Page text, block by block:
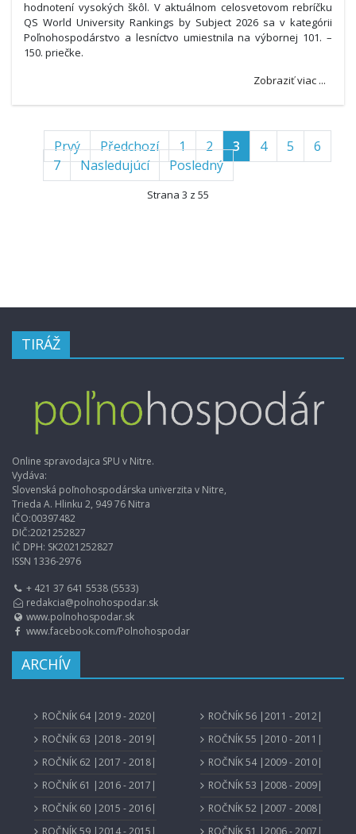
hodnotení vysokých škôl. V aktuálnom celosvetovom rebríčku
QS World University Rankings by Subject 2026 sa v kategórii
Poľnohospodárstvo a lesníctvo umiestnila na výbornej 101. –
150. priečke.
Zobraziť viac ...
Strana 3 z 55
Prvý Předchozí 1 2 3 4 5
6
7
Nasledujúcí Posledný
TIRÁŽ
Online spravodajca SPU v Nitre.
Vydáva:
Slovenská poľnohospodárska univerzita v Nitre,
Trieda A. Hlinku 2, 949 76 Nitra
IČO:00397482
DIČ:2021252827
IČ DPH: SK2021252827
ISSN 1336-2976
+ 421 37 641 5538 (5533)
redakcia@polnohospodar.sk
www.polnohospodar.sk
www.facebook.com/Polnohospodar
ARCHÍV
ROČNÍK 64 |2019 - 2020|
ROČNÍK 63 |2018 - 2019|
ROČNÍK 62 |2017 - 2018|
ROČNÍK 61 |2016 - 2017|
ROČNÍK 60 |2015 - 2016|
ROČNÍK 59 |2014 - 2015|
ROČNÍK 56 |2011 - 2012|
ROČNÍK 55 |2010 - 2011|
ROČNÍK 54 |2009 - 2010|
ROČNÍK 53 |2008 - 2009|
ROČNÍK 52 |2007 - 2008|
ROČNÍK 51 |2006 - 2007|